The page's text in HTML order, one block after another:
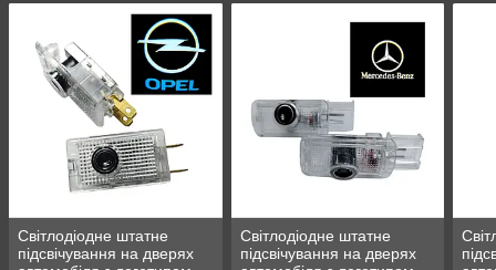
Світлодіодне штатне
підсвічування на дверях
Світлодіодне штатне
підсвічування на дверях